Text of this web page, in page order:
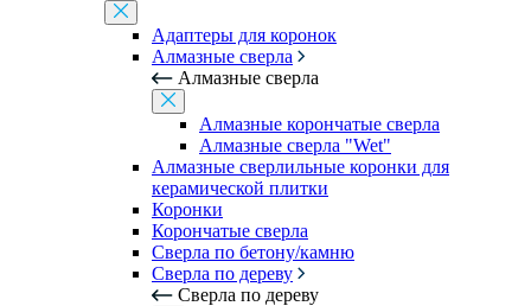
Адаптеры для коронок
Алмазные сверла
Алмазные сверла
Алмазные корончатые сверла
Алмазные сверла "Wet"
Алмазные сверлильные коронки для
керамической плитки
Коронки
Корончатые сверла
Сверла по бетону/камню
Сверла по дереву
Сверла по дереву